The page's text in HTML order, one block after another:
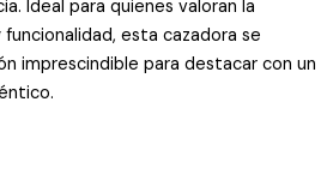
Ideal para quienes valoran la
esta cazadora se
imprescindible para destacar con un